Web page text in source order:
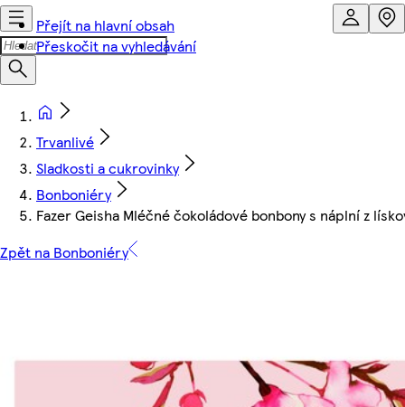
Přejít na hlavní obsah
Přeskočit na vyhledávání
Trvanlivé
Sladkosti a cukrovinky
Bonboniéry
Fazer Geisha Mléčné čokoládové bonbony s náplní z
Zpět na Bonboniéry